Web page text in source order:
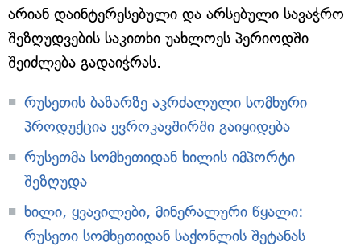
არიან დაინტერესებული და არსებული სავაჭრო
შეზღუდვების საკითხი უახლოეს პერიოდში
შეიძლება გადაიჭრას.
რუსეთის ბაზარზე აკრძალული სომხური
პროდუქცია ევროკავშირში გაიყიდება
რუსეთმა სომხეთიდან ხილის იმპორტი
შეზღუდა
ხილი, ყვავილები, მინერალური წყალი:
რუსეთი სომხეთიდან საქონლის შეტანას